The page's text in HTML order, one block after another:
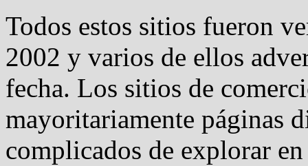
Todos estos sitios fueron
2002 y varios de ellos
fecha. Los sitios de
mayoritariamente páginas
complicados de explorar